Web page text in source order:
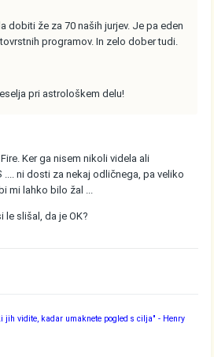
dobiti že za 70 naših jurjev. Je pa eden
programov. In zelo dober tudi.
pri astrološkem delu!
Ker ga nisem nikoli videla ali
.... ni dosti za nekaj odličnega, pa veliko
mi lahko bilo žal ...
le slišal, da je OK?
jih vidite, kadar umaknete pogled s cilja"- Henry